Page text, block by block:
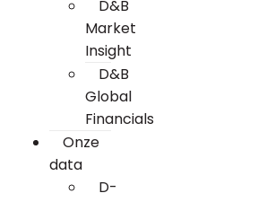
D&B
Market
Insight
D&B
Global
Financials
Onze
data
D-